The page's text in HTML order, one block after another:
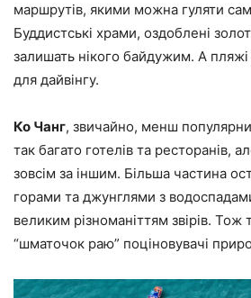
маршрутів, якими можна гуляти
Буддистські храми, оздоблені
залишать нікого байдужим. А пляжі
для дайвінгу.
Ко Чанг, звичайно, менш
так багато готелів та ресторанів,
зовсім за іншим. Більша частина
горами та джунглями з
великим різноманіттям звірів. Тож
“шматочок раю” поціновувачі